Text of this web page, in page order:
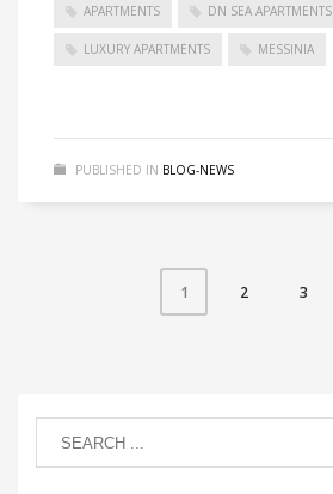
APARTMENTS DN SEA APARTMENTS
LUXURY APARTMENTS MESSINIA
PUBLISHED IN BLOG-NEWS
1 2 3